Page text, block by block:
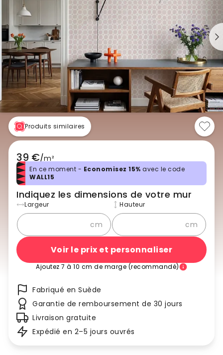
Produits similaires
39 €/m²
En ce moment - Economisez 15% avec le code
WALL15
Indiquez les dimensions de votre mur
Largeur
cm
Hauteur
cm
Voir le prix et personnaliser
Ajoutez 7 à 10 cm de marge (recommandé)
Fabriqué en Suède
Garantie de remboursement de 30 jours
Livraison gratuite
Expédié en 2–5 jours ouvrés